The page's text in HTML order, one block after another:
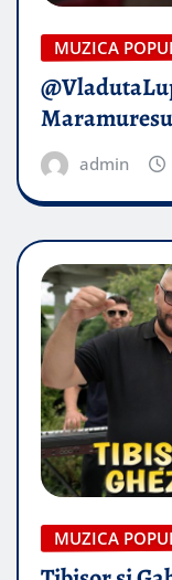
MUZICA
admin
MUZICA